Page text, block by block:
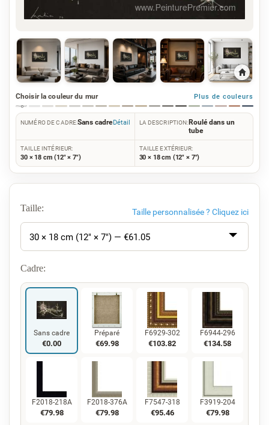
Choisir la couleur du mur Plus de couleurs
NUMÉRO DE CADRE:Sans cadreDétail LA DESCRIPTION:Roulé dans un
tube
TAILLE INTÉRIEUR:
30 × 18 cm (12" × 7")
TAILLE EXTÉRIEUR:
30 × 18 cm (12" × 7")
Taille: Taille personnalisée ? Cliquez ici
30 × 18 cm (12" × 7") — €61.05
Cadre:
Sans cadre
€0.00
Préparé
€69.98
F6929-302
€103.82
F6944-296
€134.58
F2018-218A
€79.98
F2018-376A
€79.98
F7547-318
€95.46
F3919-204
€79.98